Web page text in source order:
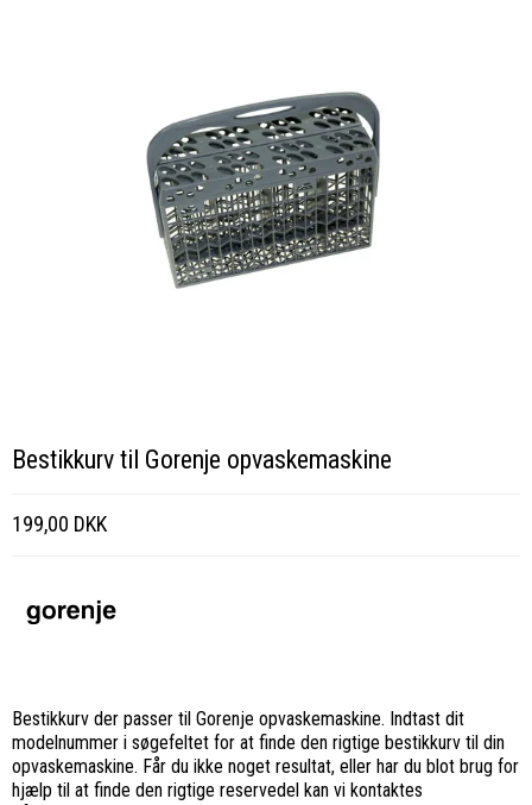
Bestikkurv til Gorenje opvaskemaskine
199,00 DKK
Bestikkurv der passer til Gorenje opvaskemaskine. Indtast dit
modelnummer i søgefeltet for at finde den rigtige bestikkurv til din
opvaskemaskine. Får du ikke noget resultat, eller har du blot brug for
hjælp til at finde den rigtige reservedel kan vi kontaktes